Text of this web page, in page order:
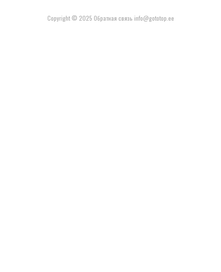
Copyright © 2025 Обратная связь info@gototop.ee